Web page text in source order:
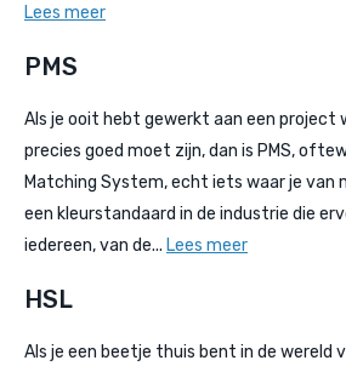
Lees meer
PMS
Als je ooit hebt gewerkt aan een project
precies goed moet zijn, dan is PMS,
Matching System, echt iets waar je van
een kleurstandaard in de industrie die
iedereen, van de... Lees meer
HSL
Als je een beetje thuis bent in de wereld